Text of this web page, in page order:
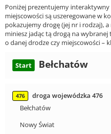
Poniżej prezentujemy interaktywny
miejscowości są uszeregowane w
pokazujemy drogę (jej nr i rodzaj),
miniesz jadąc tą drogą na wybranej
o danej drodze czy miejscowości –
Start Bełchatów
476
droga wojewódzka 476
Bełchatów
Nowy Świat